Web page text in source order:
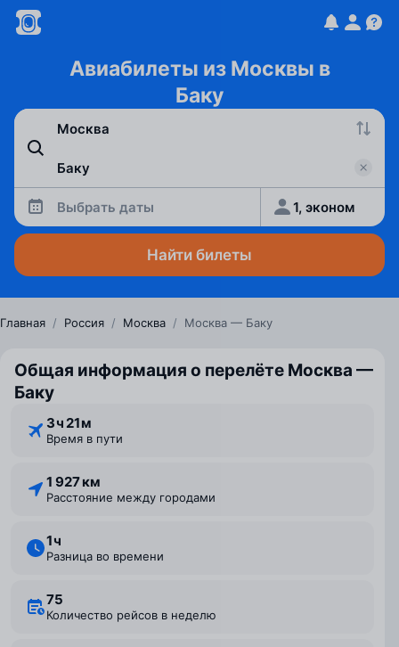
Авиабилеты из Москвы в
Баку
Выбрать даты 1, эконом
Найти билеты
Главная / Россия / Москва / Москва — Баку
Общая информация о перелёте Москва —
Баку
3 ⁠ч 21 ⁠м
Время в пути
1 927 км
Расстояние между городами
1 ⁠ч
Разница во времени
75
Количество рейсов в неделю